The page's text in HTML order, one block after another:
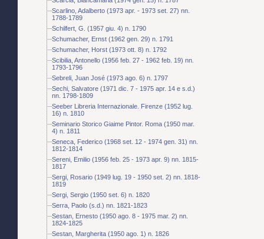
Scarlino, Adalberto (1973 apr. - 1973 set. 27) nn.
1788-1789
Schilfert, G. (1957 giu. 4) n. 1790
Schumacher, Ernst (1962 gen. 29) n. 1791
Schumacher, Horst (1973 ott. 8) n. 1792
Scibilia, Antonello (1956 feb. 27 - 1962 feb. 19) nn.
1793-1796
Sebreli, Juan José (1973 ago. 6) n. 1797
Sechi, Salvatore (1971 dic. 7 - 1975 apr. 14 e s.d.)
nn. 1798-1809
Seeber Libreria Internazionale. Firenze (1952 lug.
16) n. 1810
Seminario Storico Giaime Pintor. Roma (1950 mar.
4) n. 1811
Seneca, Federico (1968 set. 12 - 1974 gen. 31) nn.
1812-1814
Sereni, Emilio (1956 feb. 25 - 1973 apr. 9) nn. 1815-
1817
Sergi, Rosario (1949 lug. 19 - 1950 set. 2) nn. 1818-
1819
Sergi, Sergio (1950 set. 6) n. 1820
Serra, Paolo (s.d.) nn. 1821-1823
Sestan, Ernesto (1950 ago. 8 - 1975 mar. 2) nn.
1824-1825
Sestan, Margherita (1950 ago. 1) n. 1826